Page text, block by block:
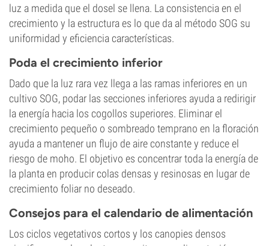
luz a medida que el dosel se llena. La consistencia en el
crecimiento y la estructura es lo que da al método SOG su
uniformidad y eficiencia características.
Poda el crecimiento inferior
Dado que la luz rara vez llega a las ramas inferiores en un
cultivo SOG, podar las secciones inferiores ayuda a redirigir
la energía hacia los cogollos superiores. Eliminar el
crecimiento pequeño o sombreado temprano en la floración
ayuda a mantener un flujo de aire constante y reduce el
riesgo de moho. El objetivo es concentrar toda la energía de
la planta en producir colas densas y resinosas en lugar de
crecimiento foliar no deseado.
Consejos para el calendario de alimentación
Los ciclos vegetativos cortos y los canopies densos